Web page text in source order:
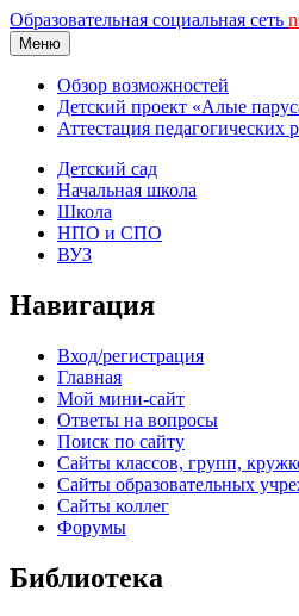
Образовательная социальная сеть
Меню
Обзор возможностей
Детский проект «Алые
Аттестация педагогических
Детский сад
Начальная школа
Школа
НПО и СПО
ВУЗ
Навигация
Вход/регистрация
Главная
Мой мини-сайт
Ответы на вопросы
Поиск по сайту
Сайты классов, групп,
Сайты образовательных
Сайты коллег
Форумы
Библиотека